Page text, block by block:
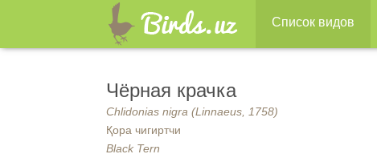
Список видов
Чёрная крачка
Chlidonias nigra (Linnaeus, 1758)
Қора чигиртчи
Black Tern